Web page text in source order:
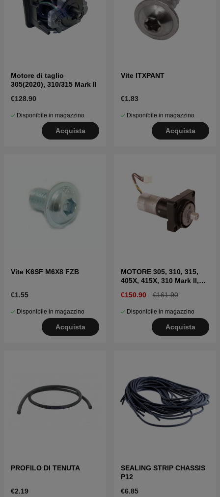
Motore di taglio
305(2020), 310/315 Mark II
€128.90
Disponibile in magazzino
Acquista
Vite ITXPANT
€1.83
Disponibile in magazzino
Acquista
Vite K6SF M6X8 FZB
€1.55
Disponibile in magazzino
Acquista
MOTORE 305, 310, 315,
405X, 415X, 310 Mark II,
€150.90 €161.90
Disponibile in magazzino
Acquista
PROFILO DI TENUTA
€2.19
SEALING STRIP CHASSIS
P12
€6.85